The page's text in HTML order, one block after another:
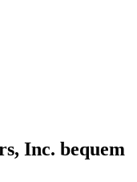
Inc. bequem